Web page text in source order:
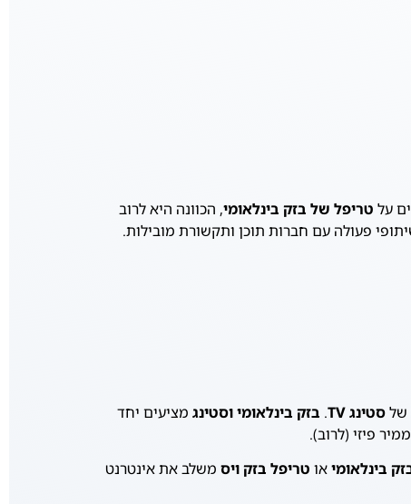
על טריפל של בזק בינלאומי, הכוונה היא לרוב
פעולה עם חברות תוכן ותקשורת מובילות.
שלסטינג TV . בזק בינלאומי וסטינג מציעים יחד
בינלאומיאו טריפל בזק ויס משלב את אינטרנט